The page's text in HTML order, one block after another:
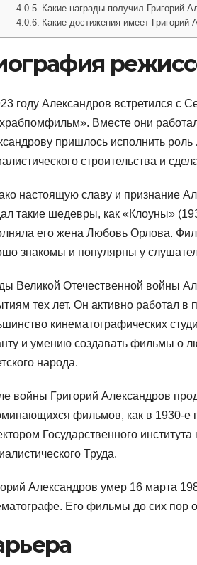
Какие награды получил Григорий
Какие достижения имеет Григорий
году Александров встретился с
Вместе они
пришлось исполнить
строительства и
настоящую славу и признание
такие шедевры, как «Клоуны»
его жена Любовь Орлова.
знакомы и популярны у
Великой Отечественной войны
тех лет. Он активно работал
кинематографических
и умению создавать фильмы о
народа.
войны Григорий Александров
фильмов, как в 1930-е
Государственного
Труда.
Александров умер 16 марта
Его фильмы до сих пор